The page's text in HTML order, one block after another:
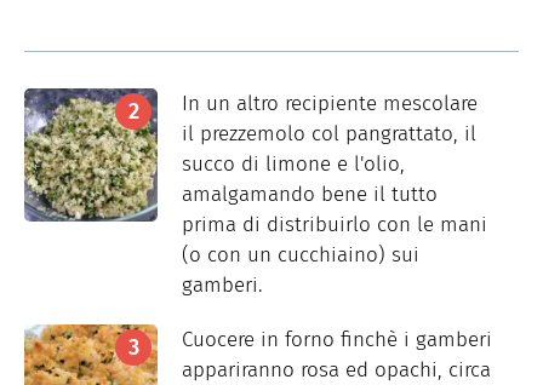
In un altro recipiente mescolare
il prezzemolo col pangrattato, il
succo di limone e l'olio,
amalgamando bene il tutto
prima di distribuirlo con le mani
(o con un cucchiaino) sui
gamberi.
Cuocere in forno finchè i gamberi
appariranno rosa ed opachi, circa